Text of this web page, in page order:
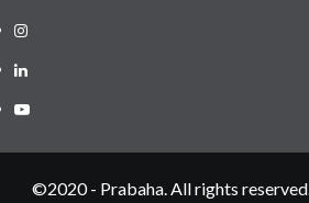
Instagram
LinkedIN
Youtube
©2020 - Prabaha. All rights reserved.